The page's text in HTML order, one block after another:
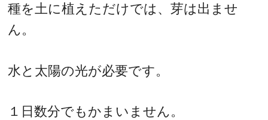
種を土に植えただけでは、芽は出ませ
ん。
水と太陽の光が必要です。
１日数分でもかまいません。